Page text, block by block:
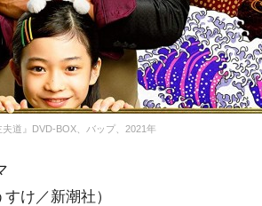
夫道』DVD-BOX、バップ、2021年
け／新潮社）